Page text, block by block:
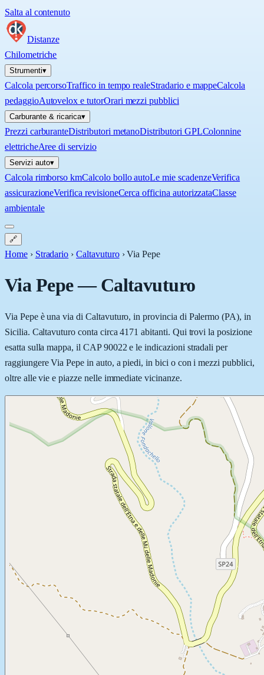
Salta al contenuto
Distanze
Chilometriche
Strumenti▾
Calcola percorsoTraffico in tempo realeStradario e mappeCalcola
pedaggioAutovelox e tutorOrari mezzi pubblici
Carburante & ricarica▾
Prezzi carburanteDistributori metanoDistributori GPLColonnine
elettricheAree di servizio
Servizi auto▾
Calcola rimborso kmCalcolo bollo autoLe mie scadenzeVerifica
assicurazioneVerifica revisioneCerca officina autorizzataClasse
ambientale
🔗
Home › Stradario › Caltavuturo ›Via Pepe
Via Pepe—Caltavuturo
Via Pepe è una via di Caltavuturo, in provincia di Palermo (PA), in
Sicilia. Caltavuturo conta circa 4171 abitanti. Qui trovi la posizione
esatta sulla mappa, il CAP 90022 e le indicazioni stradali per
raggiungere Via Pepe in auto, a piedi, in bici o con i mezzi pubblici,
oltre alle vie e piazze nelle immediate vicinanze.